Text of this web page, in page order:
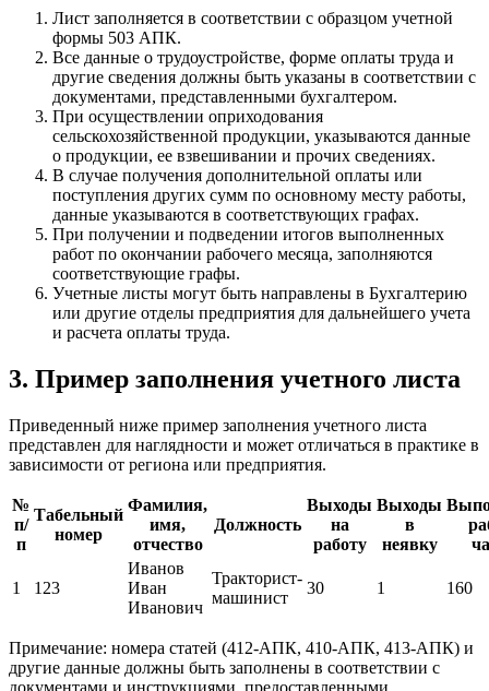
Лист заполняется в соответствии с образцом учетной
формы 503 АПК.
Все данные о трудоустройстве, форме оплаты труда и
другие сведения должны быть указаны в соответствии с
документами, представленными бухгалтером.
При осуществлении оприходования
сельскохозяйственной продукции, указываются данные
о продукции, ее взвешивании и прочих сведениях.
В случае получения дополнительной оплаты или
поступления других сумм по основному месту работы,
данные указываются в соответствующих графах.
При получении и подведении итогов выполненных
работ по окончании рабочего месяца, заполняются
соответствующие графы.
Учетные листы могут быть направлены в Бухгалтерию
или другие отделы предприятия для дальнейшего учета
и расчета оплаты труда.
3. Пример заполнения учетного листа
Приведенный ниже пример заполнения учетного листа
представлен для наглядности и может отличаться в практике в
зависимости от региона или предприятия.
№
п/
п
Табельный
номер
Фамилия,
имя,
отчество
Должность
Выходы
на
работу
Выходы
в
неявку
1 123
Иванов
Иван
Иванович
Тракторист-
машинист
30 1 160
Примечание: номера статей (412-АПК, 410-АПК, 413-АПК) и
другие данные должны быть заполнены в соответствии с
документами и инструкциями, предоставленными